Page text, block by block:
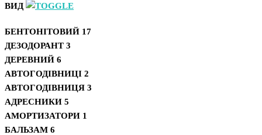
ВИД
БЕНТОНІТОВИЙ 17
ДЕЗОДОРАНТ 3
ДЕРЕВНИЙ 6
АВТОГОДІВНИЦІ 2
АВТОГОДІВНИЦЯ 3
АДРЕСНИКИ 5
АМОРТИЗАТОРИ 1
БАЛЬЗАМ 6